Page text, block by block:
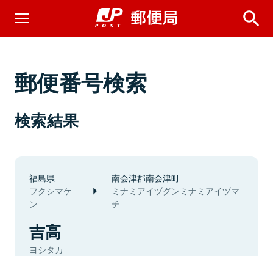
郵便番号検索
検索結果
福島県
フクシマケ
ン
南会津郡南会津町
ミナミアイヅグンミナミアイヅマ
チ
吉高
ヨシタカ